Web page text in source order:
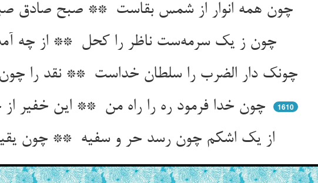
چون همه انوار از شمس بقاست ** صبح صادق صبح کاذب از چه خاست
چونک دار الضرب را سلطان خداست ** نقد را چون ضرب خوب و نارواست
1610
از یک اشکم چون رسد حر و سفیه ** چون یقین شد الولد سر ابیه